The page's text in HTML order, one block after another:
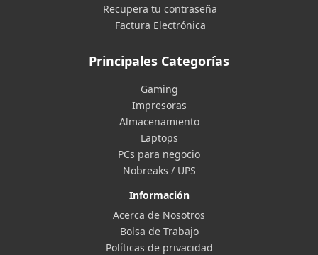
Recupera tu contraseña
Factura Electrónica
Principales Categorías
Gaming
Impresoras
Almacenamiento
Laptops
PCs para negocio
Nobreaks / UPS
Información
Acerca de Nosotros
Bolsa de Trabajo
Políticas de privacidad